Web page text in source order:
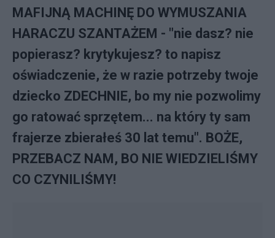
MAFIJNĄ MACHINĘ DO WYMUSZANIA
HARACZU SZANTAŻEM - "nie dasz? nie
popierasz? krytykujesz? to napisz
oświadczenie, że w razie potrzeby twoje
dziecko ZDECHNIE, bo my nie pozwolimy
go ratować sprzętem... na który ty sam
frajerze zbierałeś 30 lat temu". BOŻE,
PRZEBACZ NAM, BO NIE WIEDZIELIŚMY
CO CZYNILIŚMY!